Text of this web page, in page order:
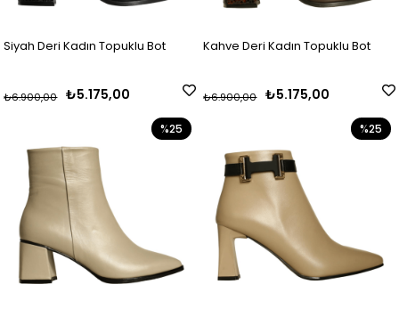
Siyah Deri Kadın Topuklu Bot
₺5.175,00
₺6.900,00
Kahve Deri Kadın Topuklu Bot
₺5.175,00
₺6.900,00
%25 %25